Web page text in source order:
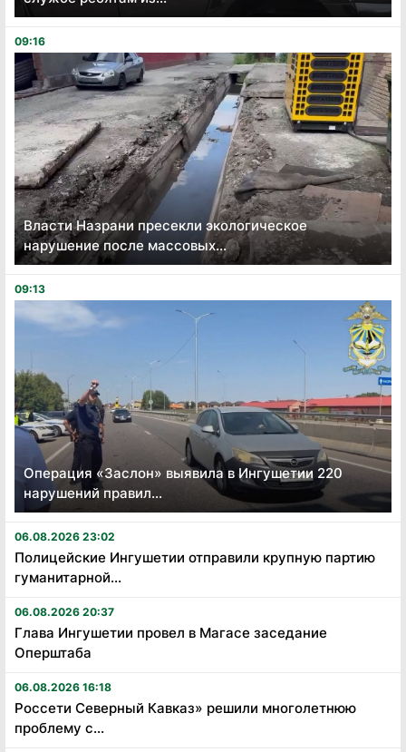
09:16
Власти Назрани пресекли экологическое
нарушение после массовых...
09:13
Операция «Заслон» выявила в Ингушетии 220
нарушений правил...
06.08.2026 23:02
Полицейские Ингушетии отправили крупную партию
гуманитарной...
06.08.2026 20:37
Глава Ингушетии провел в Магасе заседание
Оперштаба
06.08.2026 16:18
Россети Северный Кавказ» решили многолетнюю
проблему с...